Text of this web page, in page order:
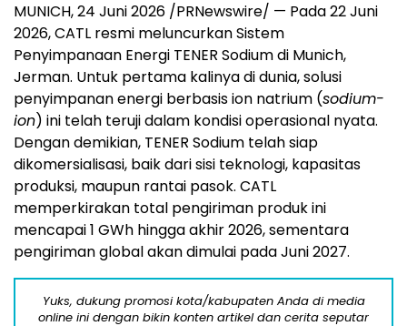
MUNICH, 24 Juni 2026 /PRNewswire/ — Pada 22 Juni
2026, CATL resmi meluncurkan Sistem
Penyimpanaan Energi TENER Sodium di Munich,
Jerman. Untuk pertama kalinya di dunia, solusi
penyimpanan energi berbasis ion natrium (sodium-
ion) ini telah teruji dalam kondisi operasional nyata.
Dengan demikian, TENER Sodium telah siap
dikomersialisasi, baik dari sisi teknologi, kapasitas
produksi, maupun rantai pasok. CATL
memperkirakan total pengiriman produk ini
mencapai 1 GWh hingga akhir 2026, sementara
pengiriman global akan dimulai pada Juni 2027.
Yuks, dukung promosi kota/kabupaten Anda di media
online ini dengan bikin konten artikel dan cerita seputar